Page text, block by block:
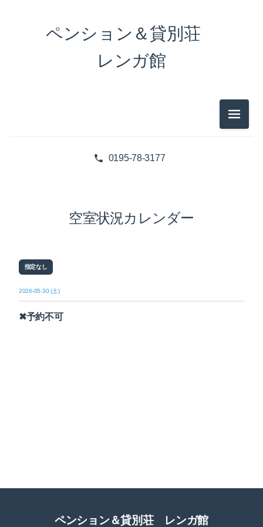
0195-78-3177
ペンション＆貸別荘
レンガ館
メニュ
空室状況カレンダー
指定なし
2026-05-30 (土)
✖予約不可
ペンション＆貸別荘 レンガ館